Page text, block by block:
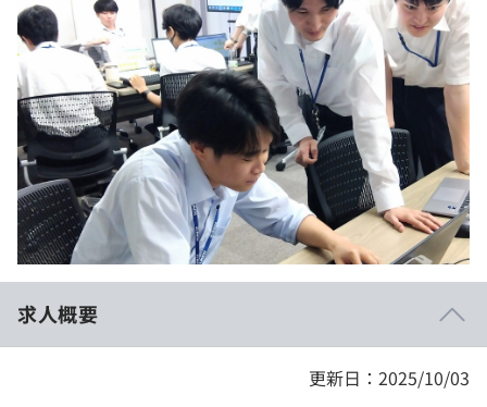
インタビュー
就活成功ガイド
リファレンス
プラン
個人向けプラン
法人向けプラン
学校向けプラン
契約内容・クーポン
再チャレンジ結果一覧
paiza times
求人概要
更新日：2025/10/03